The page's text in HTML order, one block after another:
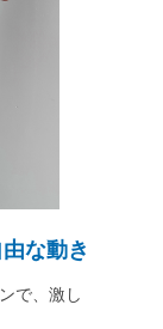
な動き
で、激し